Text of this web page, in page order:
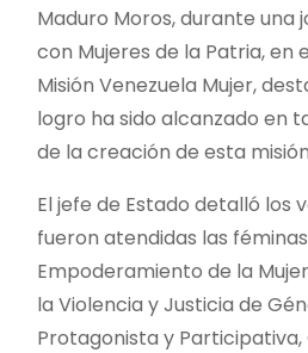
Maduro Moros, durante una
con Mujeres de la Patria, en
Misión Venezuela Mujer,
logro ha sido alcanzado en
de la creación de esta
El jefe de Estado detalló los
fueron atendidas las
Empoderamiento de la
la Violencia y Justicia de
Protagonista y